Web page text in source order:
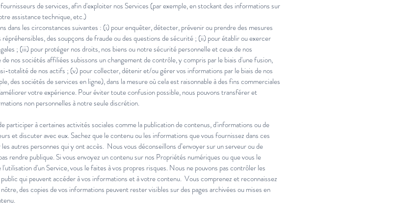
de services, afin d'exploiter nos Services (par exemple, en stockant des informations sur
assistance technique, etc.)
dans les circonstances suivantes : (i) pour enquêter, détecter, prévenir ou prendre des mesures
des soupçons de fraude ou des questions de sécurité ; (ii) pour établir ou exercer
; (iii) pour protéger nos droits, nos biens ou notre sécurité personnelle et ceux de nos
nos sociétés affiliées subissons un changement de contrôle, y compris par le biais d'une fusion,
totalité de nos actifs ; (v) pour collecter, détenir et/ou gérer vos informations par le biais de nos
des sociétés de services en ligne), dans la mesure où cela est raisonnable à des fins commerciales
votre expérience. Pour éviter toute confusion possible, nous pouvons transférer et
non personnelles à notre seule discrétion.
participer à certaines activités sociales comme la publication de contenus, d'informations ou de
et discuter avec eux. Sachez que le contenu ou les informations que vous fournissez dans ces
autres personnes qui y ont accès. Nous vous déconseillons d’envoyer sur un serveur ou de
rendre publique. Si vous envoyez un contenu sur nos Propriétés numériques ou que vous le
d'un Service, vous le faites à vos propres risques. Nous ne pouvons pas contrôler les
qui peuvent accéder à vos informations et à votre contenu. Vous comprenez et reconnaissez
des copies de vos informations peuvent rester visibles sur des pages archivées ou mises en